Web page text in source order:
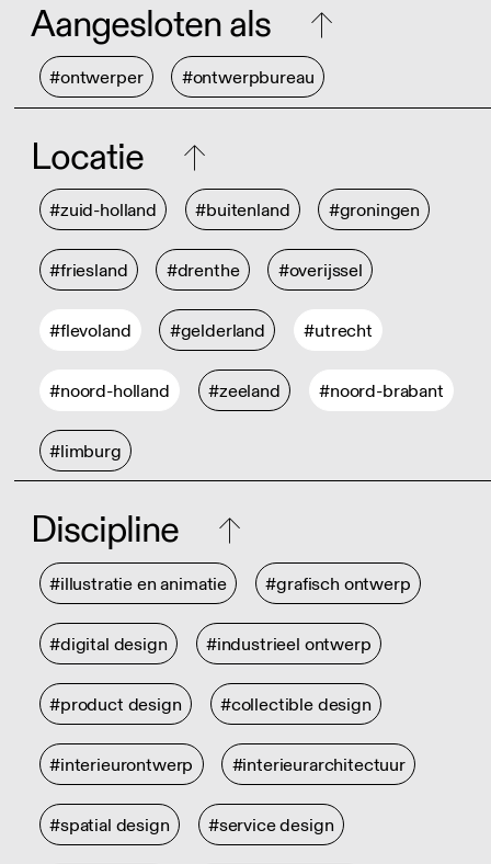
Aangesloten als
#ontwerper #ontwerpbureau
Locatie
#zuid-holland #buitenland #groningen
#friesland #drenthe #overijssel
#flevoland #gelderland #utrecht
#noord-holland #zeeland #noord-brabant
#limburg
Discipline
#illustratie en animatie #grafisch ontwerp
#digital design #industrieel ontwerp
#product design #collectible design
#interieurontwerp #interieurarchitectuur
#spatial design #service design